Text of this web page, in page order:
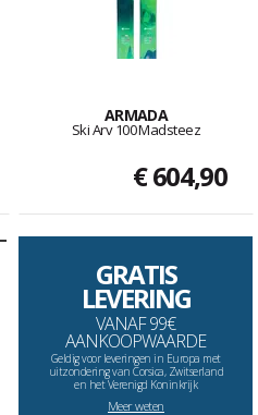
ARMADA
Ski Arv 100 Madsteez
€ 604,90
GRATIS
LEVERING
VANAF 99€
AANKOOPWAARDE
Geldig voor leveringen in Europa met
uitzondering van Corsica, Zwitserland
en het Verenigd Koninkrijk
Meer weten